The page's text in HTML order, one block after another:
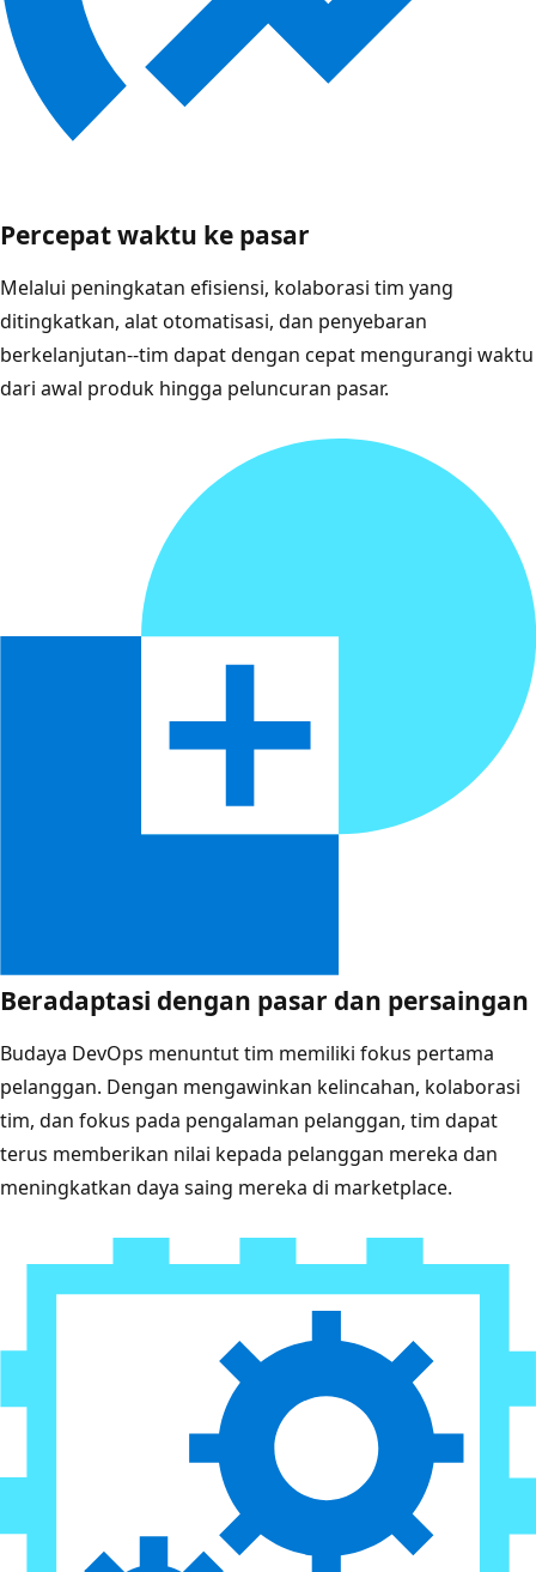
Percepat waktu ke pasar
Melalui peningkatan efisiensi, kolaborasi tim yang
ditingkatkan, alat otomatisasi, dan penyebaran
berkelanjutan--tim dapat dengan cepat mengurangi waktu
dari awal produk hingga peluncuran pasar.
Beradaptasi dengan pasar dan persaingan
Budaya DevOps menuntut tim memiliki fokus pertama
pelanggan. Dengan mengawinkan kelincahan, kolaborasi
tim, dan fokus pada pengalaman pelanggan, tim dapat
terus memberikan nilai kepada pelanggan mereka dan
meningkatkan daya saing mereka di marketplace.